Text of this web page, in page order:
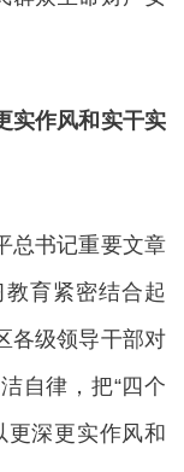
作风和实干实
书记重要文章
育紧密结合起
各级领导干部对
自律，把“四个
更深更实作风和